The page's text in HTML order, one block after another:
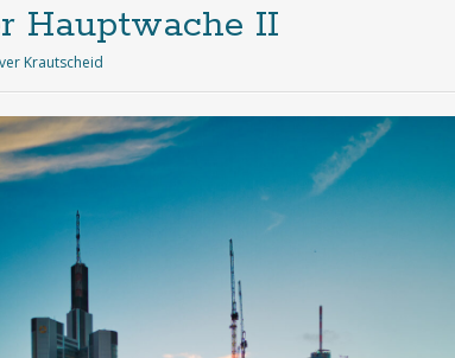
Hauptwache II
Krautscheid